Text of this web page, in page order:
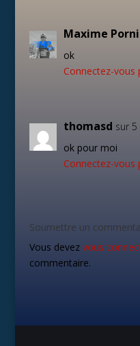
Maxime
ok
Connectez-vous
thomasd sur
ok pour moi
Connectez-vous
Soumettre un
Vous devez vous
commentaire.